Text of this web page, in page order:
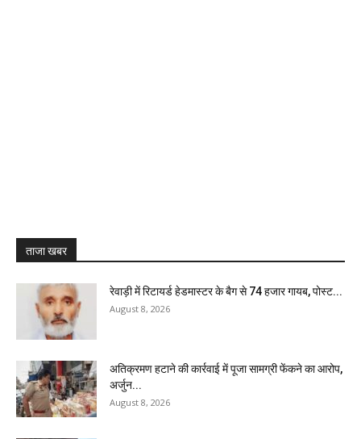
ताजा खबर
रेवाड़ी में रिटायर्ड हेडमास्टर के बैग से ₹74 हजार गायब, पोस्ट...
August 8, 2026
अतिक्रमण हटाने की कार्रवाई में पूजा सामग्री फेंकने का आरोप,
अर्जुन...
August 8, 2026